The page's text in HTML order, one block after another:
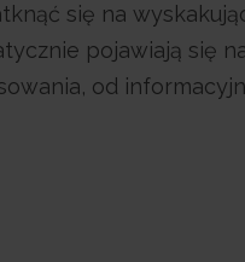
się na
pojawiają się
od